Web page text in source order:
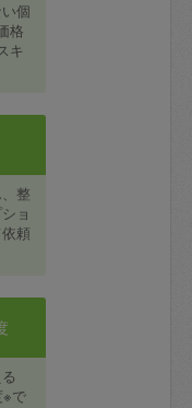
個
格
キ
整
ョ
頼
※で